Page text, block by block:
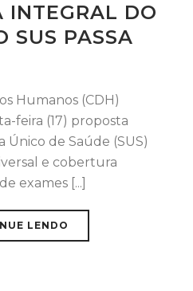
INTEGRAL DO
SUS PASSA
Humanos (CDH)
feira (17) proposta
Único de Saúde (SUS)
e cobertura
exames [...]
LENDO